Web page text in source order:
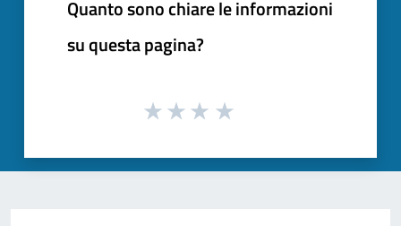
Quanto sono chiare le informazioni
su questa pagina?